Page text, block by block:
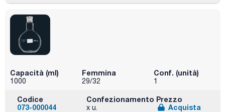
Capacità (ml)
1000
Femmina
29/32
Conf. (unità)
1
Codice
073-000044
Confezionamento
x u.
Prezzo
Acquista